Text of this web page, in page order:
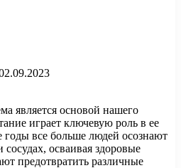
является основой нашего
играет ключевую роль в ее
все больше людей осознают
осваивая здоровые
предотвратить различные